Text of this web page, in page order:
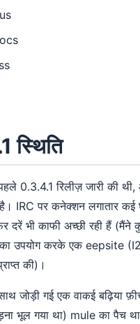
स्थिति
0.3.4.1 रिलीज़ जारी की
IRC पर कनेक्शन लगातार कई
दरें भी काफी अच्छी रही हैं (मैंने
का उपयोग करके एक eepsite
की)।
जोड़ी गई एक वाकई बढ़िया
भूल गया था) mule का पैच